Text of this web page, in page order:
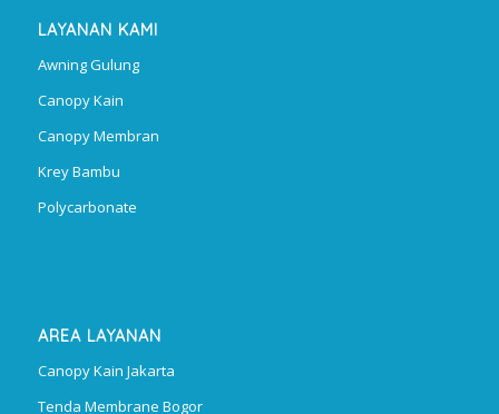
LAYANAN KAMI
Awning Gulung
Canopy Kain
Canopy Membran
Krey Bambu
Polycarbonate
AREA LAYANAN
Canopy Kain Jakarta
Tenda Membrane Bogor